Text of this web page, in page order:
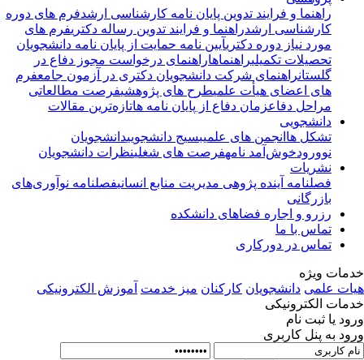
راهنما و فرایند تدوین پایان نامه کارشناسی ارشدفرم های دوره
کارشناسی ارشدراهنما و فرایند تدوین رساله دکتریفرم های
مورد نیاز دوره دکتریآیین نامه حمایت از پایان نامه دانشجویان
تحصیلات تکمیلیراهنماهاراهنمای درخواست مجوز دفاع در
گلستانراهنمای شرکت دانشجویان دکتری در آزمون جامعفرم
های اعضای هیأت علمیطرح های پژوهشیفرصت مطالعاتی
مراحل دفاعزمان دفاع از پایان نامه هاتازه‌ترین مقالات
دانشجویی
تشکل هاانجمن های علمیبسیج دانشجوییدانشجویان
نوورودخوش‌آمد نامهفرصت های شغلینظرات دانشجویان
نشریات
فصلنامه آینده پژوهی مدیریت منابع انسانیفصلنامه نوآوری‌های
بازرگانی
رزرو و اجاره فضاهای دانشکده
تماس با ما
تماس در دورکاری
ویژه
علمی دانشجویان کارکنان میز خدمت آموزش الکترونیکی
الکترونیکی
یا ثبت نام
به پنل کاربری